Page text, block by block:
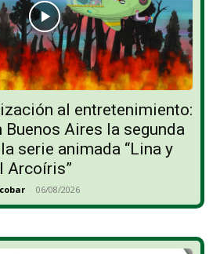
al entretenimiento:
Buenos Aires la segunda
serie animada “Lina y
Arcoíris”
- 06/08/2026